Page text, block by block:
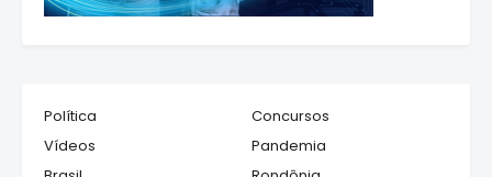
Política
Concursos
Vídeos
Pandemia